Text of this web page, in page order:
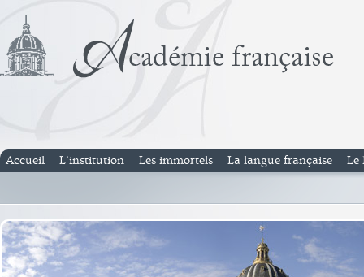
Accueil L’institution Les immortels La langue française Le